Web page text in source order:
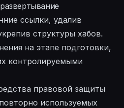
ссылки, удалив
структуры хабов.
на этапе подготовки,
контролируемыми
правовой защиты
используемых